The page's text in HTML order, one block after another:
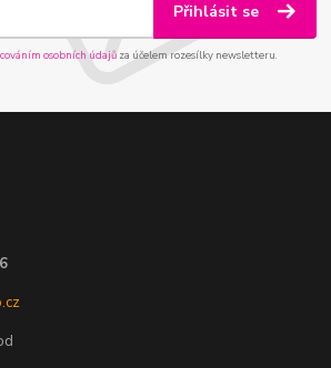
Přihlásit se
osobních údajůza účelem rozesílky newsletteru.